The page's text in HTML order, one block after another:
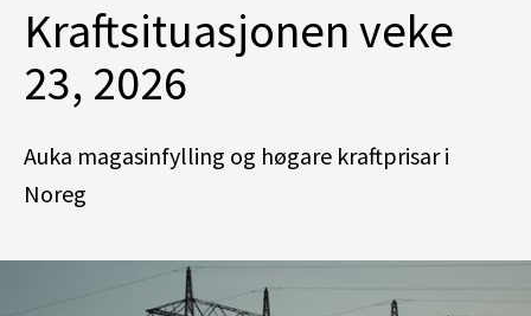
Kraftsituasjonen veke
23, 2026
Auka magasinfylling og høgare kraftprisar i
Noreg